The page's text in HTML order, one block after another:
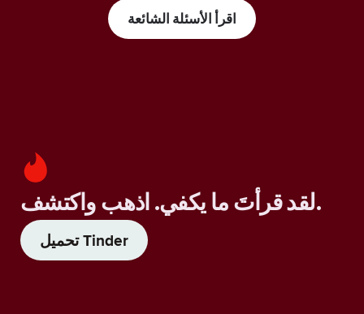
اقرأ الأسئلة الشائعة
لقد قرأتَ ما يكفي. اذهب واكتشف.
تحميل Tinder